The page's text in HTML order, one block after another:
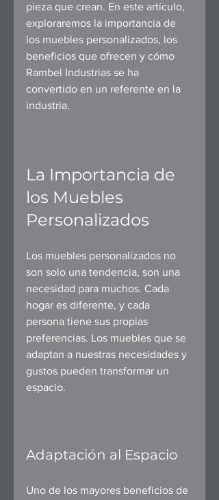
pieza que crean. En este artículo,
exploraremos la importancia de
los muebles personalizados, los
beneficios que ofrecen y cómo
Rambel Industrias se ha
convertido en un referente en la
industria.
La Importancia de
los Muebles
Personalizados
Los muebles personalizados no
son solo una tendencia, son una
necesidad para muchos. Cada
hogar es diferente, y cada
persona tiene sus propias
preferencias. Los muebles que se
adaptan a nuestras necesidades y
gustos pueden transformar un
espacio.
Adaptación al Espacio
Uno de los mayores beneficios de